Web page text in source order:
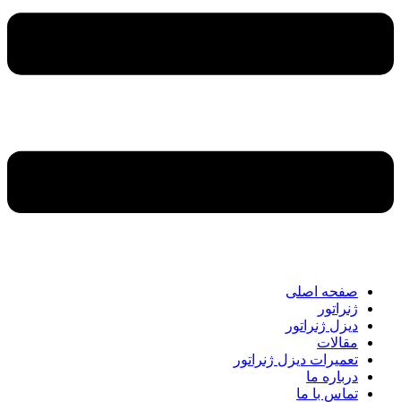
صفحه اصلی
ژنراتور
دیزل ژنراتور
مقالات
تعمیرات دیزل ژنراتور
درباره ما
تماس با ما